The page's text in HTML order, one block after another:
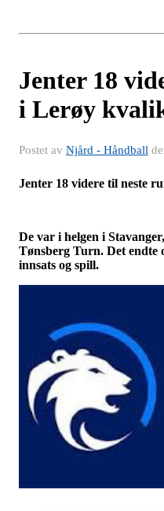
Jenter 18
i Lerøy
Postet av Njård - Håndball
Jenter 18 videre til neste
De var i helgen i
Tønsberg Turn. Det endte
innsats og spill.